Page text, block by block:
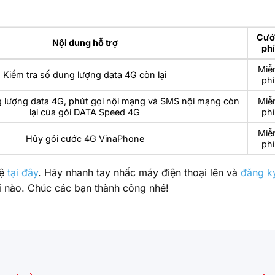
Nội dung hỗ trợ
phí
Kiểm tra số dung lượng data 4G còn lại
phí
lượng data 4G, phút gọi nội mạng và SMS nội mạng còn
lại của gói DATA Speed 4G
phí
Hủy gói cước 4G VinaPhone
phí
tại đây. Hãy nhanh tay nhấc máy điện thoại lên và đăng
Chúc các bạn thành công nhé!